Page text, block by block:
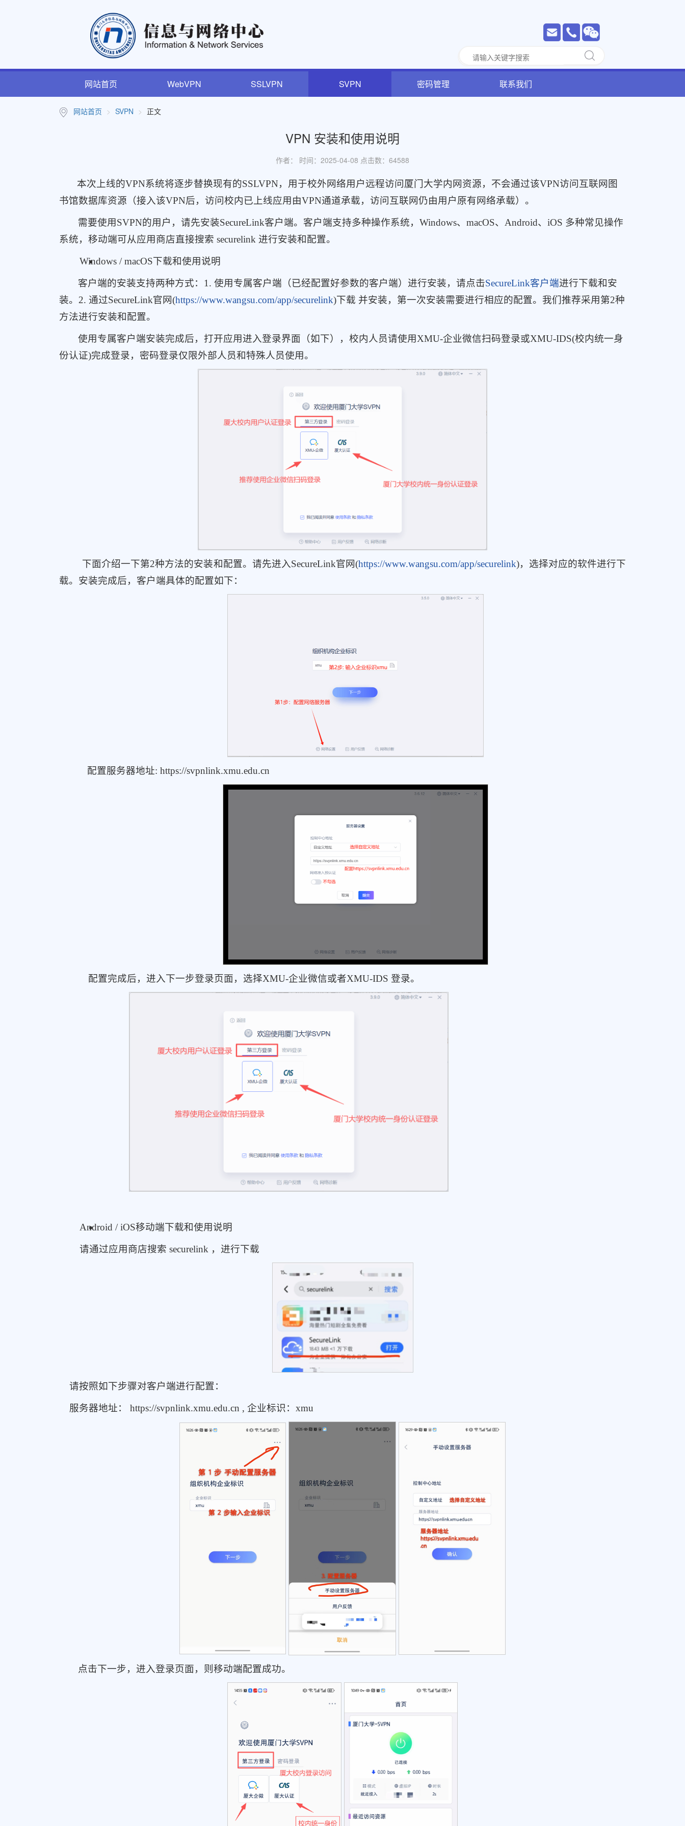
网站首页 WebVPN SSLVPN SVPN 密码管理 联系我们
网站首页 SVPN 正文
VPN 安装和使用说明
作者： 时间：2025-04-08 点击数： 64588
本次上线的VPN系统将逐步替换现有的SSLVPN，用于校外网络用户远程访问厦门大学内网资源，不会通过该VPN访问互联网图
书馆数据库资源（接入该VPN后，访问校内已上线应用由VPN通道承载，访问互联网仍由用户原有网络承载）。
需要使用SVPN的用户，请先安装SecureLink客户端。客户端支持多种操作系统，Windows、macOS、Android、iOS 多种常见操作
系统，移动端可从应用商店直接搜索 securelink 进行安装和配置。
Windows / macOS下载和使用说明
客户端的安装支持两种方式：1. 使用专属客户端（已经配置好参数的客户端）进行安装，请点击SecureLink客户端进行下载和安
装。2. 通过SecureLink官网(https://www.wangsu.com/app/securelink)下载 并安装，第一次安装需要进行相应的配置。我们推荐采用第2种
方法进行安装和配置。
使用专属客户端安装完成后，打开应用进入登录界面（如下），校内人员请使用XMU-企业微信扫码登录或XMU-IDS(校内统一身
份认证)完成登录，密码登录仅限外部人员和特殊人员使用。
下面介绍一下第2种方法的安装和配置。请先进入SecureLink官网(https://www.wangsu.com/app/securelink)，选择对应的软件进行下
载。安装完成后，客户端具体的配置如下：
配置服务器地址: https://svpnlink.xmu.edu.cn
配置完成后，进入下一步登录页面，选择XMU-企业微信或者XMU-IDS 登录。
Android / iOS移动端下载和使用说明
请通过应用商店搜索 securelink ，进行下载
请按照如下步骤对客户端进行配置：
服务器地址： https://svpnlink.xmu.edu.cn , 企业标识：xmu
点击下一步，进入登录页面，则移动端配置成功。